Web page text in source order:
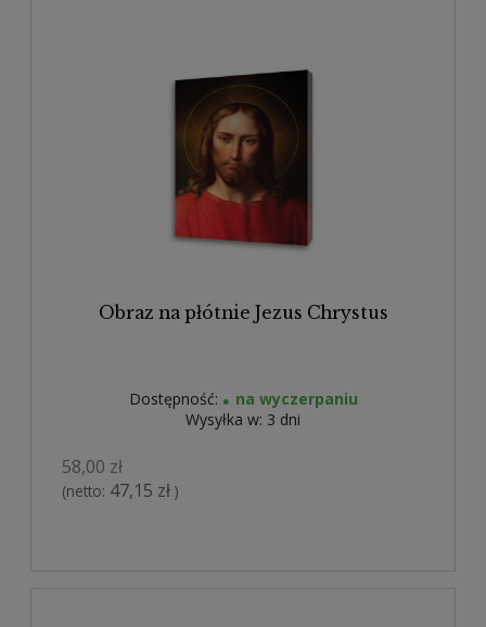
Obraz na płótnie Jezus Chrystus
Dostępność:
na wyczerpaniu
Wysyłka w: 3 dni
58,00 zł
(netto: 47,15 zł )